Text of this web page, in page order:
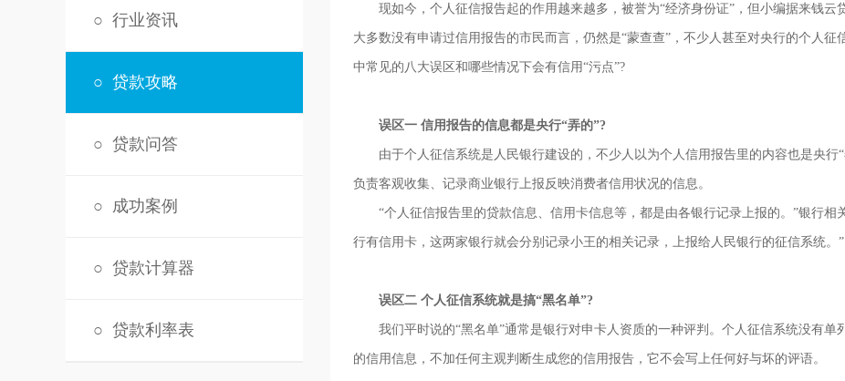
○ 行业资讯
○ 贷款攻略
○ 贷款问答
○ 成功案例
○ 贷款计算器
○ 贷款利率表
现如今，个人征信报告起的作用越来越多，被誉为“经济身份证”，但小编据来钱云
大多数没有申请过信用报告的市民而言，仍然是“蒙查查”，不少人甚至对央行的个人
中常见的八大误区和哪些情况下会有信用“污点”?
误区一 信用报告的信息都是央行“弄的”?
由于个人征信系统是人民银行建设的，不少人以为个人信用报告里的内容也是央行“
负责客观收集、记录商业银行上报反映消费者信用状况的信息。
“个人征信报告里的贷款信息、信用卡信息等，都是由各银行记录上报的。”银行相
行有信用卡，这两家银行就会分别记录小王的相关记录，上报给人民银行的征信系统。”
误区二 个人征信系统就是搞“黑名单”?
我们平时说的“黑名单”通常是银行对申卡人资质的一种评判。个人征信系统没有单
的信用信息，不加任何主观判断生成您的信用报告，它不会写上任何好与坏的评语。